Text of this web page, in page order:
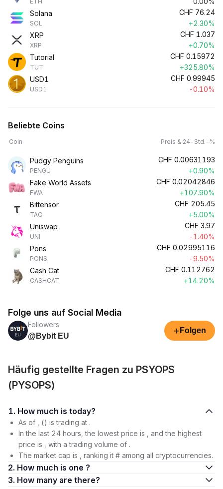
Solana
SOL
CHF 76.24
+2.30%
XRP
XRP
CHF 1.037
+0.70%
Tutorial
TUT
CHF 0.15972
+325.80%
USD1
USD1
CHF 0.99945
-0.10%
Beliebte Coins
Coin Preis & 24-Std.-%
Pudgy Penguins
PENGU
CHF 0.00631193
+0.90%
Fake World Assets
FWA
CHF 0.02042846
+107.90%
Bittensor
TAO
CHF 205.45
+5.00%
Uniswap
UNI
CHF 3.97
-1.40%
Pons
PONS
CHF 0.02995116
-9.50%
Cash Cat
CASHCAT
CHF 0.112762
+14.20%
Folge uns auf Social Media
Followers
@Bybit EU
+ Folgen
Häufig gestellte Fragen zu PSYOPS
(PYSOPS)
1. How much is today?
As of , () is trading at .
In the last 24 hours, the lowest price is , and the highest
price is , with a trading volume of .
The market cap is , ranking it # among all cryptocurrencies.
2. How much is one ?
3. How many are there?